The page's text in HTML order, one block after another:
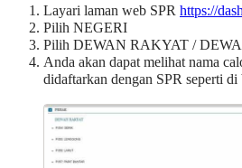
Layari laman web SPR https://
Pilih NEGERI
Pilih DEWAN RAKYAT /
Anda akan dapat melihat nama
didaftarkan dengan SPR seperti di